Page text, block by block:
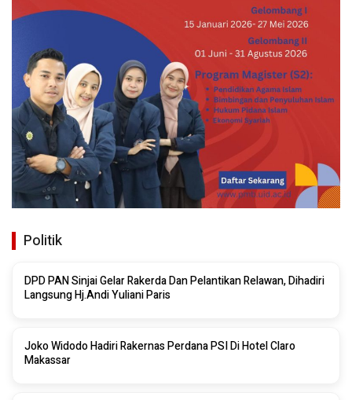
Politik
DPD PAN Sinjai Gelar Rakerda Dan Pelantikan Relawan, Dihadiri
Langsung Hj.Andi Yuliani Paris
Joko Widodo Hadiri Rakernas Perdana PSI Di Hotel Claro
Makassar